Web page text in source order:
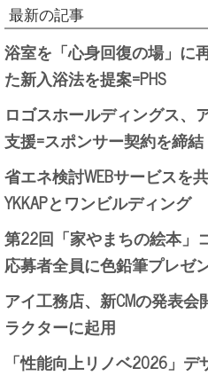
最新の記事
浴室を「心身回復の場」に
た新入浴法を提案=PHS
ロゴスホールディングス、
支援=スポンサー契約を締結
省エネ検討WEBサービスを
YKKAPとワンビルディング
第22回「家やまちの絵本」
応募者全員に色鉛筆プレゼ
アイ工務店、新CMの発表
ラクターに起用
「性能向上リノベ2026」デ